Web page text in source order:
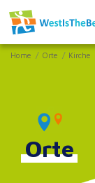
Home Orte Kirche
Orte